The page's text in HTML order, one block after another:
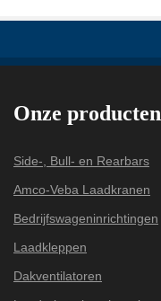
Onze producten
Side-, Bull- en Rearbars
Amco-Veba Laadkranen
Bedrijfswageninrichtingen
Laadkleppen
Dakventilatoren